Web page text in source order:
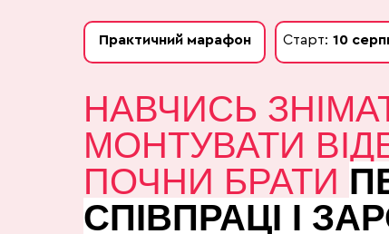
НАВЧИСЬ
МОНТУВАТИ
ПОЧНИ БРАТИ
СПІВПРАЦІ І
Старт: 10
Практичний марафон